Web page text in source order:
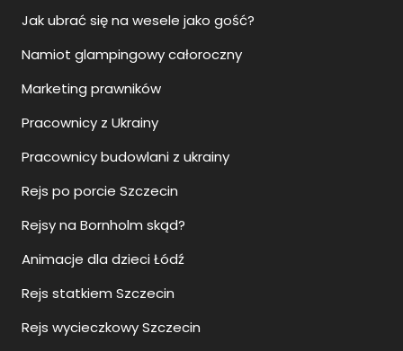
Jak ubrać się na wesele jako gość?
Namiot glampingowy całoroczny
Marketing prawników
Pracownicy z Ukrainy
Pracownicy budowlani z ukrainy
Rejs po porcie Szczecin
Rejsy na Bornholm skąd?
Animacje dla dzieci Łódź
Rejs statkiem Szczecin
Rejs wycieczkowy Szczecin